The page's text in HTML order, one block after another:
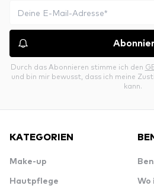
Durch das Abonnieren stimme ich den
und bin mir bewusst, dass ich meine
kann.
KATEGORIEN
Make-up
Hautpflege Wo